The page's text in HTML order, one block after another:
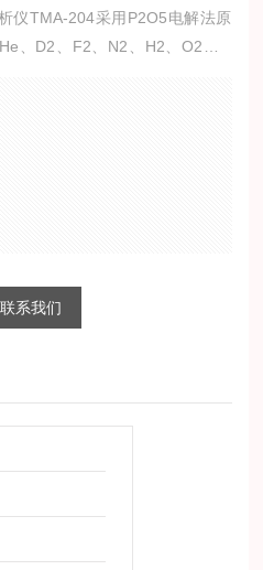
仪TMA-204采用P2O5电解法原
、D2、F2、N2、H2、O2、O
HCl、SO2、H2S 等气体微量水
联系我们